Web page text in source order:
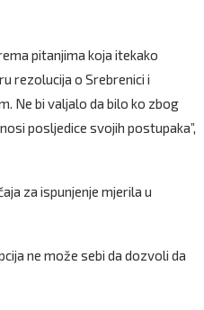
pitanjima koja itekako
rezolucija o Srebrenici i
Ne bi valjalo da bilo ko zbog
posljedice svojih postupaka”,
za ispunjenje mjerila u
ne može sebi da dozvoli da